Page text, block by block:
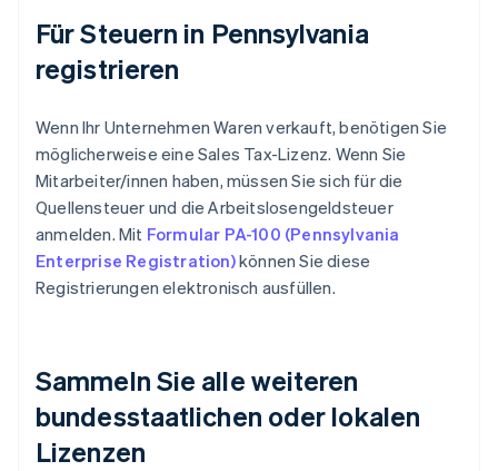
Für Steuern in Pennsylvania
registrieren
Wenn Ihr Unternehmen Waren verkauft, benötigen Sie
möglicherweise eine Sales Tax-Lizenz. Wenn Sie
Mitarbeiter/innen haben, müssen Sie sich für die
Quellensteuer und die Arbeitslosengeldsteuer
anmelden. Mit Formular PA-100 (Pennsylvania
Enterprise Registration)können Sie diese
Registrierungen elektronisch ausfüllen.
Sammeln Sie alle weiteren
bundesstaatlichen oder lokalen
Lizenzen